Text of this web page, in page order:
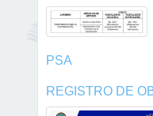
PSA
REGISTRO DE